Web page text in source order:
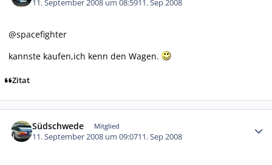
11. September 2008 um 08:5911. Sep 2008
@spacefighter
kannste kaufen,ich kenn den Wagen.
Zitat
Südschwede Mitglied
11. September 2008 um 09:0711. Sep 2008